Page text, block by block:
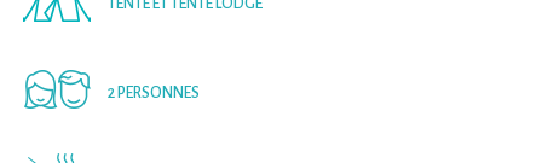
TENTE ET TENTE LODGE
2 PERSONNES